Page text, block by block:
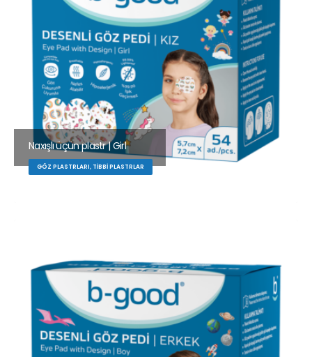
Naxışlı üçün plastr | Girl
GÖZ PLASTRLARI, TIBBI PLASTRLAR